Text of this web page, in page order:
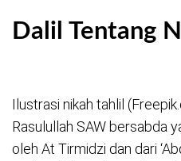
Dalil Tentang
Ilustrasi nikah tahlil
Rasulullah SAW bersabda
oleh At Tirmidzi dan dari